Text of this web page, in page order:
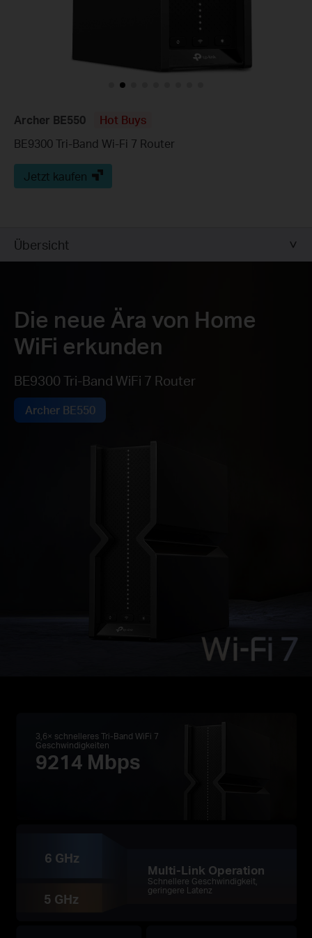
Archer BE550
Hot Buys
BE9300 Tri-Band Wi-Fi 7 Router
Jetzt kaufen
Übersicht
Die neue Ära von Home
WiFi erkunden
BE9300 Tri-Band WiFi 7 Router
Archer BE550
3,6× schnelleres Tri-Band WiFi 7
Geschwindigkeiten
9214 Mbps
Multi-Link Operation
Schnellere Geschwindigkeit,
geringere Latenz
6 GHz
5 GHz